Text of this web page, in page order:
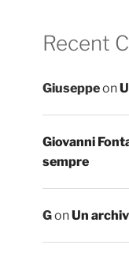
Recent
Giuseppeon
Giovanni
sempre
GonUn